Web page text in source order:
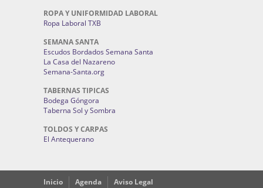
ROPA Y UNIFORMIDAD LABORAL
Ropa Laboral TXB
SEMANA SANTA
Escudos Bordados Semana Santa
La Casa del Nazareno
Semana-Santa.org
TABERNAS TIPICAS
Bodega Góngora
Taberna Sol y Sombra
TOLDOS Y CARPAS
El Antequerano
Inicio Agenda Aviso Legal